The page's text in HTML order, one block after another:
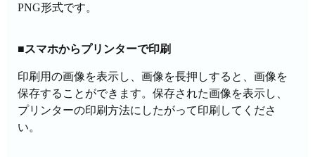
PNG形式です。
■スマホからプリンターで印刷
印刷用の画像を表示し、画像を長押しすると、画像を
保存することができます。保存された画像を表示し、
プリンターの印刷方法にしたがって印刷してくださ
い。